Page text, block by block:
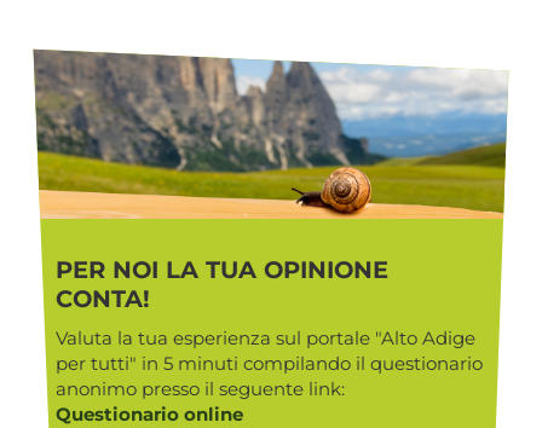
PER NOI LA TUA OPINIONE
CONTA!
Valuta la tua esperienza sul portale "Alto Adige
per tutti" in 5 minuti compilando il questionario
anonimo presso il seguente link:
Questionario online